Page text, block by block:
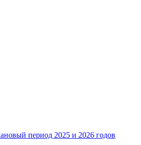
период 2025 и 2026 годов